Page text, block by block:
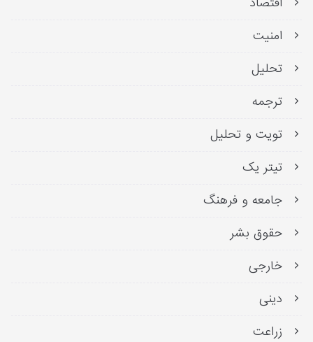
امنیت
تحلیل
ترجمه
تویت و تحلیل
تیتر یک
جامعه و فرهنگ
حقوق بشر
خارجی
دینی
زراعت